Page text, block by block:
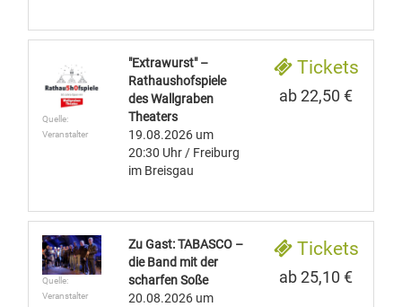
Quelle:
Veranstalter
"Extrawurst" –
Rathaushofspiele
des Wallgraben
Theaters
19.08.2026 um
20:30 Uhr / Freiburg
im Breisgau
Tickets
ab 22,50 €
Quelle:
Veranstalter
Zu Gast: TABASCO –
die Band mit der
scharfen Soße
20.08.2026 um
Tickets
ab 25,10 €